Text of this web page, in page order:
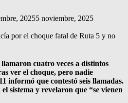
20255 noviembre, 2025
cuatro veces a distintos
ver el choque, pero nadie
informó que contestó seis llamadas.
sistema y revelaron que “se vienen